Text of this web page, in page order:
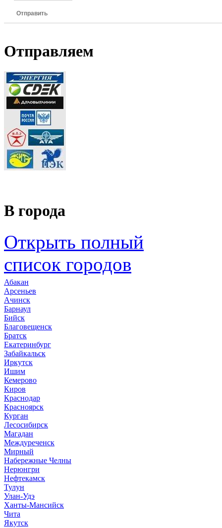
Отправить
Отправляем
В города
Открыть полный
список городов
Абакан
Арсеньев
Ачинск
Барнаул
Бийск
Благовещенск
Братск
Екатеринбург
Забайкальск
Иркутск
Ишим
Кемерово
Киров
Краснодар
Красноярск
Курган
Лесосибирск
Магадан
Междуреченск
Мирный
Набережные Челны
Нерюнгри
Нефтекамск
Тулун
Улан-Удэ
Ханты-Мансийск
Чита
Якутск